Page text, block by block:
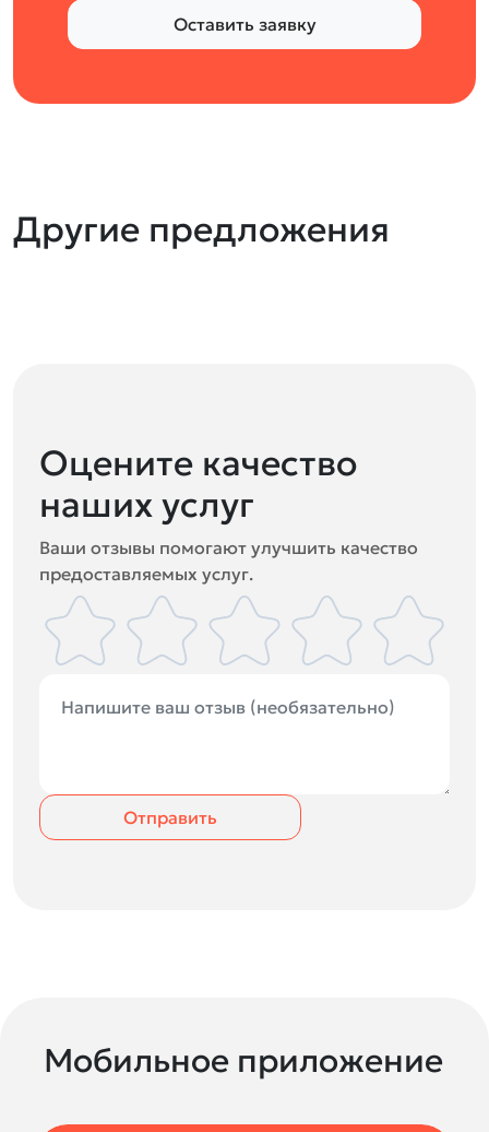
Оставить заявку
Другие предложения
Оцените качество
наших услуг
Ваши отзывы помогают улучшить качество
предоставляемых услуг.
Отправить
Мобильное приложение